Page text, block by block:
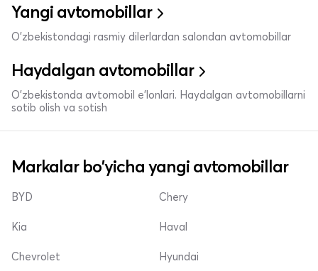
Yangi avtomobillar
O'zbekistondagi rasmiy dilerlardan salondan avtomobillar
Haydalgan avtomobillar
O'zbekistonda avtomobil e’lonlari. Haydalgan avtomobillarni
sotib olish va sotish
Markalar bo'yicha yangi avtomobillar
BYD
Kia
Chevrolet
Chery
Haval
Hyundai